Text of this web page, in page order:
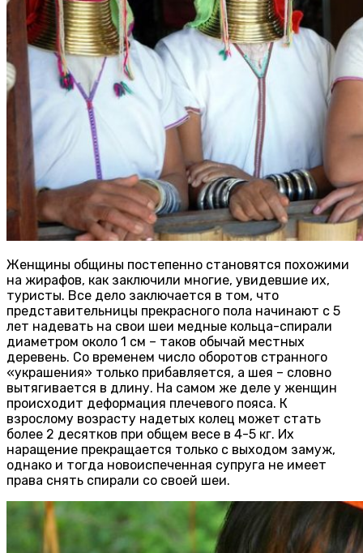
Женщины общины постепенно становятся похожими
на жирафов, как заключили многие, увидевшие их,
туристы. Все дело заключается в том, что
представительницы прекрасного пола начинают с 5
лет надевать на свои шеи медные кольца-спирали
диаметром около 1 см – таков обычай местных
деревень. Со временем число оборотов странного
«украшения» только прибавляется, а шея – словно
вытягивается в длину. На самом же деле у женщин
происходит деформация плечевого пояса. К
взрослому возрасту надетых колец может стать
более 2 десятков при общем весе в 4-5 кг. Их
наращение прекращается только с выходом замуж,
однако и тогда новоиспеченная супруга не имеет
права снять спирали со своей шеи.